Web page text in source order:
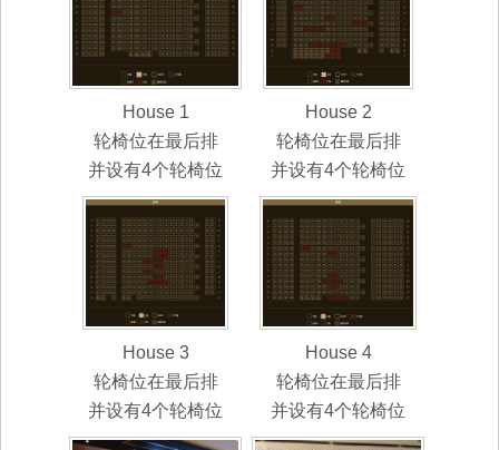
House 1
轮椅位在最后排
并设有4个轮椅位
House 2
轮椅位在最后排
并设有4个轮椅位
House 3
轮椅位在最后排
并设有4个轮椅位
House 4
轮椅位在最后排
并设有4个轮椅位